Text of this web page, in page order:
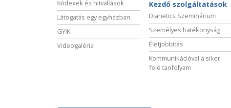
Kódexek és hitvallások
Látogatás egy egyházban
GYIK
Videogaléria
Kezdő szolgáltatások
Dianetics Szeminárium
Személyes hatékonyság
Életjobbítás
Kommunikációval a siker
felé tanfolyam